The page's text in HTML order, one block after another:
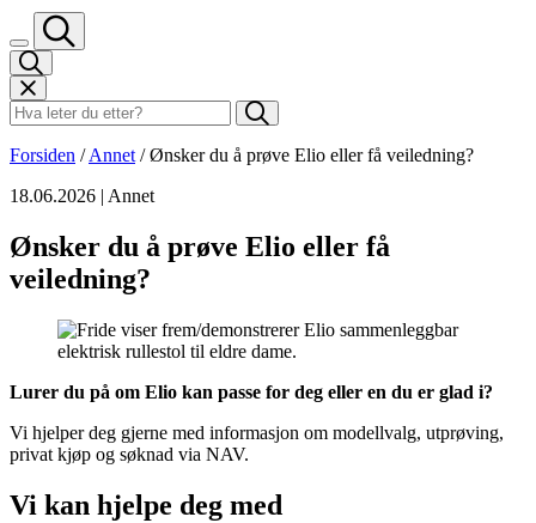
Søk i Bano Life
Forsiden /Annet /Ønsker du å prøve Elio eller få veiledning?
18.06.2026 | Annet
Ønsker du å prøve Elio eller få
veiledning?
Lurer du på om Elio kan passe for deg eller en du er glad i?
Vi hjelper deg gjerne med informasjon om modellvalg, utprøving,
privat kjøp og søknad via NAV.
Vi kan hjelpe deg med